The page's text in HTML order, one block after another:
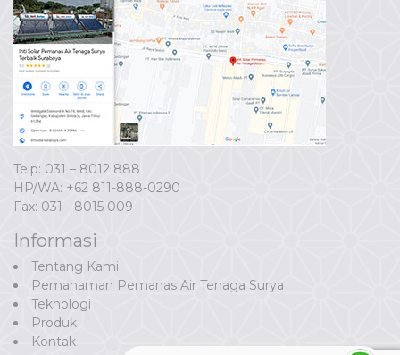
Telp: 031 – 8012 888
HP/WA: +62 811-888-0290
Fax: 031 - 8015 009
Informasi
Tentang Kami
Pemahaman Pemanas Air Tenaga Surya
Teknologi
Produk
Kontak